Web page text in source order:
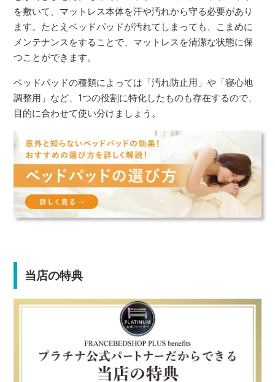
を敷いて、マットレス本体を汗や汚れから守る必要があり
ます。たとえベッドパッドが汚れてしまっても、こまめに
メンテナンスをすることで、マットレスを清潔な状態に保
つことができます。
ベッドパッドの種類によっては「汚れ防止用」や「寝心地
調整用」など、1つの役割に特化したものも存在するので、
目的に合わせて使い分けましょう。
当店の特典